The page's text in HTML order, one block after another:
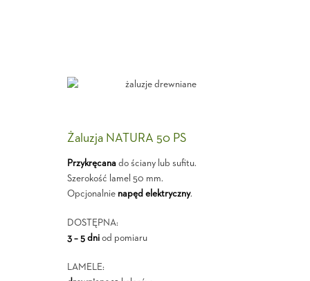
Żaluzja NATURA 50 PS
Przykręcanado ściany lub sufitu.
Szerokość lamel 50 mm.
Opcjonalnie napęd elektryczny.
DOSTĘPNA:
3 – 5 dniod pomiaru
LAMELE: